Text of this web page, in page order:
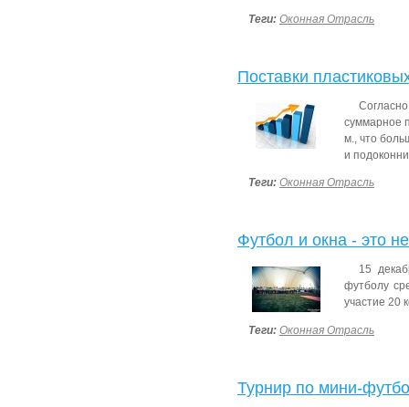
Теги: Оконная Отрасль
Поставки
суммарное
м., что
и
Теги: Оконная Отрасль
Футбол и окна - это
15
футболу
участие 20
Теги: Оконная Отрасль
Турнир по мини-